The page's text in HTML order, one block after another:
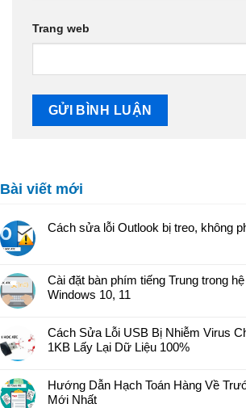
Trang web
Bài viết mới
Cách sửa lỗi Outlook bị treo, không
Cài đặt bàn phím tiếng Trung trong
Windows 10, 11
Cách Sửa Lỗi USB Bị Nhiễm Virus
1KB Lấy Lại Dữ Liệu 100%
Hướng Dẫn Hạch Toán Hàng Về
Mới Nhất